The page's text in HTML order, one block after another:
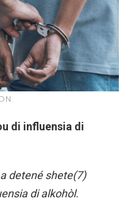
di influensia di
detené shete(7)
di alkohòl.